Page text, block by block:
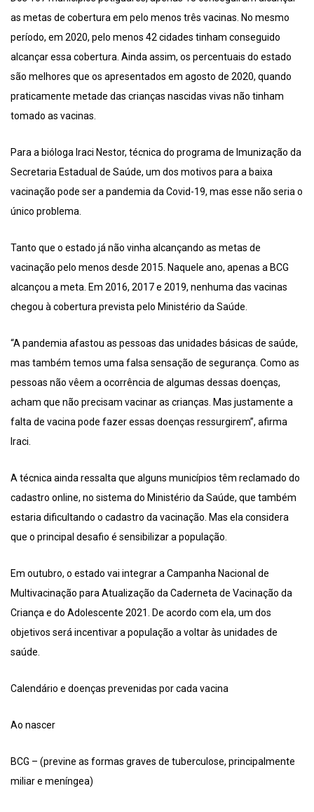
as metas de cobertura em pelo menos três vacinas. No mesmo
período, em 2020, pelo menos 42 cidades tinham conseguido
alcançar essa cobertura. Ainda assim, os percentuais do estado
são melhores que os apresentados em agosto de 2020, quando
praticamente metade das crianças nascidas vivas não tinham
tomado as vacinas.
Para a bióloga Iraci Nestor, técnica do programa de Imunização da
Secretaria Estadual de Saúde, um dos motivos para a baixa
vacinação pode ser a pandemia da Covid-19, mas esse não seria o
único problema.
Tanto que o estado já não vinha alcançando as metas de
vacinação pelo menos desde 2015. Naquele ano, apenas a BCG
alcançou a meta. Em 2016, 2017 e 2019, nenhuma das vacinas
chegou à cobertura prevista pelo Ministério da Saúde.
“A pandemia afastou as pessoas das unidades básicas de saúde,
mas também temos uma falsa sensação de segurança. Como as
pessoas não vêem a ocorrência de algumas dessas doenças,
acham que não precisam vacinar as crianças. Mas justamente a
falta de vacina pode fazer essas doenças ressurgirem”, afirma
Iraci.
A técnica ainda ressalta que alguns municípios têm reclamado do
cadastro online, no sistema do Ministério da Saúde, que também
estaria dificultando o cadastro da vacinação. Mas ela considera
que o principal desafio é sensibilizar a população.
Em outubro, o estado vai integrar a Campanha Nacional de
Multivacinação para Atualização da Caderneta de Vacinação da
Criança e do Adolescente 2021. De acordo com ela, um dos
objetivos será incentivar a população a voltar às unidades de
saúde.
Calendário e doenças prevenidas por cada vacina
Ao nascer
BCG – (previne as formas graves de tuberculose, principalmente
miliar e meníngea)